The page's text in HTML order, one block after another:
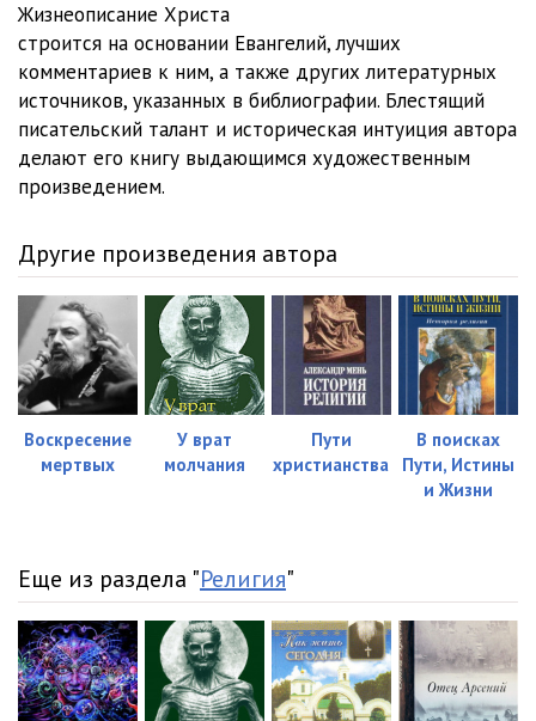
Жизнеописание Христа
строится на основании Евангелий, лучших
комментариев к ним, а также других литературных
источников, указанных в библиографии. Блестящий
писательский талант и историческая интуиция автора
делают его книгу выдающимся художественным
произведением.
Другие произведения автора
Воскресение
мертвых
У врат
молчания
Пути
христианства
В поисках
Пути, Истины
и Жизни
Еще из раздела "Религия"